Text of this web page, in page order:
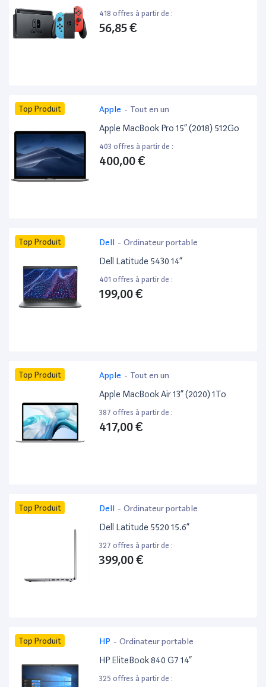
418 offres à partir de :
56,85 €
Top Produit Apple - Tout en un
Apple MacBook Pro 15” (2018) 512Go
403 offres à partir de :
400,00 €
Top Produit Dell - Ordinateur portable
Dell Latitude 5430 14”
401 offres à partir de :
199,00 €
Top Produit Apple - Tout en un
Apple MacBook Air 13” (2020) 1To
387 offres à partir de :
417,00 €
Top Produit Dell - Ordinateur portable
Dell Latitude 5520 15.6”
327 offres à partir de :
399,00 €
Top Produit HP - Ordinateur portable
HP EliteBook 840 G7 14”
325 offres à partir de :